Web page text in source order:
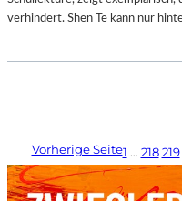
verhindert. Shen Te kann nur
Vorherige Seite1 … 218 219